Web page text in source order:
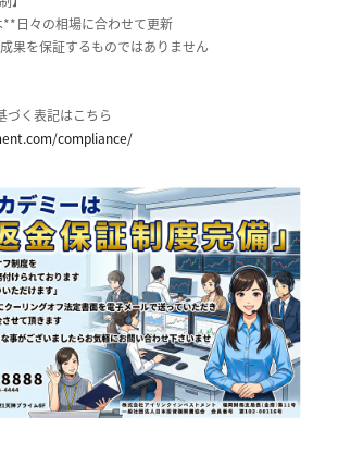
日々の相場に合わせて更新
果を保証するものではありません
づく表記はこちら
compliance/